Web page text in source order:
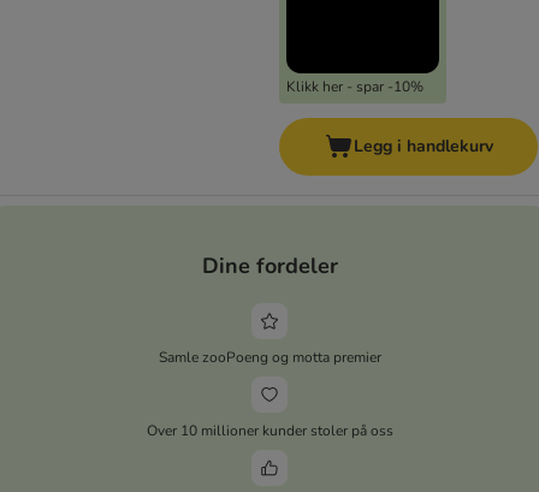
Klikk her - spar -10%
Legg i handlekurv
Dine fordeler
Samle zooPoeng og motta premier
Over 10 millioner kunder stoler på oss